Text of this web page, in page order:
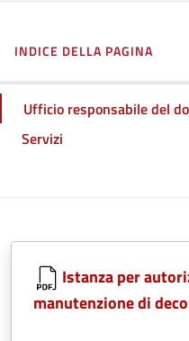
INDICE DELLA PAGINA
Ufficio responsabile del
Servizi
Istanza per
manutenzione di